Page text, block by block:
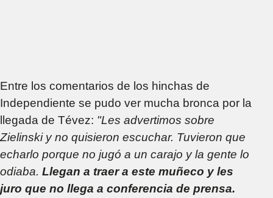
Entre los comentarios de los hinchas de
Independiente se pudo ver mucha bronca por la
llegada de Tévez: "Les advertimos sobre
Zielinski y no quisieron escuchar. Tuvieron que
echarlo porque no jugó a un carajo y la gente lo
odiaba. Llegan a traer a este muñeco y les
juro que no llega a conferencia de prensa.